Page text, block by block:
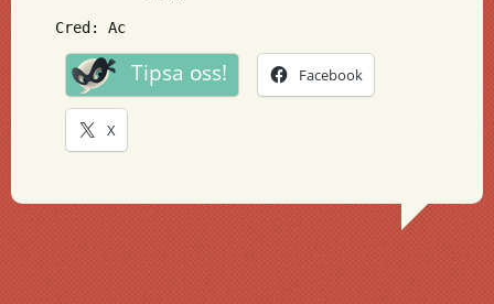
Cred: Ac
Tipsa oss! Facebook
X